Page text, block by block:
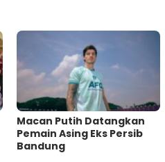
Macan Putih Datangkan
Pemain Asing Eks Persib
Bandung